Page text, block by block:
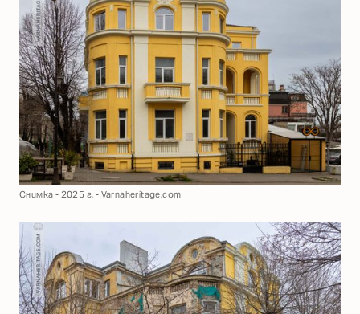
Снимка - 2025 г. - Varnaheritage.com